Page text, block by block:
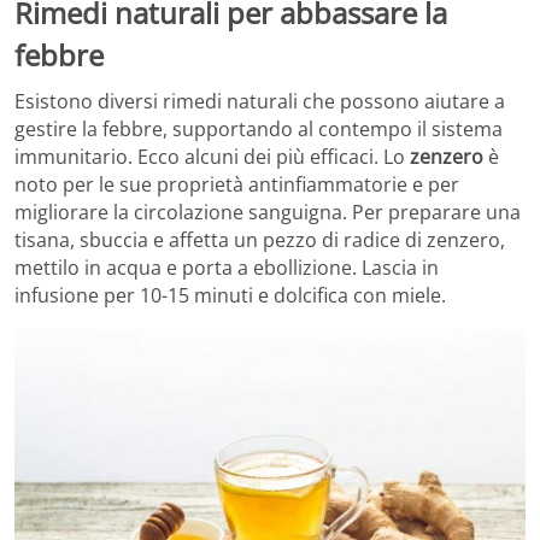
Rimedi naturali per abbassare la
febbre
Esistono diversi rimedi naturali che possono aiutare a
gestire la febbre, supportando al contempo il sistema
immunitario. Ecco alcuni dei più efficaci. Lo zenzero è
noto per le sue proprietà antinfiammatorie e per
migliorare la circolazione sanguigna. Per preparare una
tisana, sbuccia e affetta un pezzo di radice di zenzero,
mettilo in acqua e porta a ebollizione. Lascia in
infusione per 10-15 minuti e dolcifica con miele.